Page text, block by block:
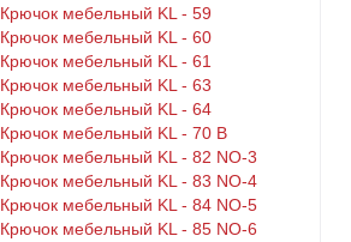
Крючок мебельный KL - 59
Крючок мебельный KL - 60
Крючок мебельный KL - 61
Крючок мебельный KL - 63
Крючок мебельный KL - 64
Крючок мебельный KL - 70 B
Крючок мебельный KL - 82 NO-3
Крючок мебельный KL - 83 NO-4
Крючок мебельный KL - 84 NO-5
Крючок мебельный KL - 85 NO-6